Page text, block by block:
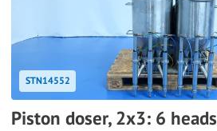
STN14552
Piston doser, 2x3: 6 heads